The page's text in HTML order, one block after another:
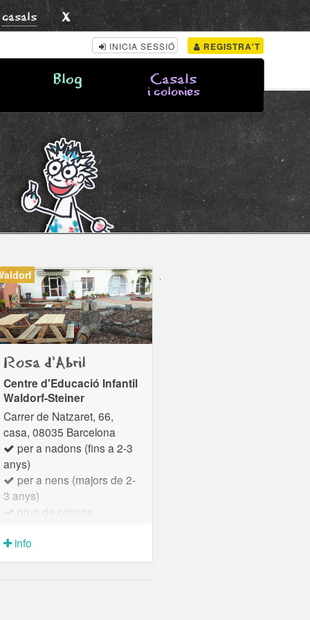
casals x
INICIA SESSIÓ REGISTRA'T
Blog Casals
i colonies
Rosa d'Abril
Centre d'Educació Infantil
Waldorf-Steiner
Carrer de Natzaret, 66,
casa, 08035 Barcelona
per a nadons (fins a 2-3
anys)
per a nens (majors de 2-
3 anys)
grup de criança
que oferim a les famílies de
Barcelona i rodalies un
info